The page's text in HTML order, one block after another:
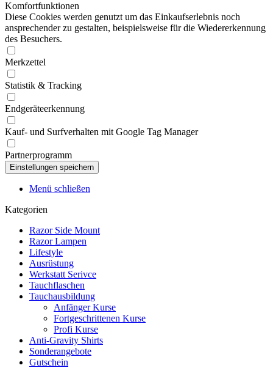
Komfortfunktionen
Diese Cookies werden genutzt um das Einkaufserlebnis noch
ansprechender zu gestalten, beispielsweise für die Wiedererkennung
des Besuchers.
Merkzettel
Statistik & Tracking
Endgeräteerkennung
Kauf- und Surfverhalten mit Google Tag Manager
Partnerprogramm
Menü schließen
Kategorien
Razor Side Mount
Razor Lampen
Lifestyle
Ausrüstung
Werkstatt Serivce
Tauchflaschen
Tauchausbildung
Anfänger Kurse
Fortgeschrittenen Kurse
Profi Kurse
Anti-Gravity Shirts
Sonderangebote
Gutschein